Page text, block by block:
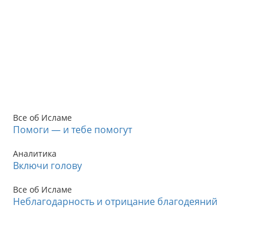
Все об Исламе
Помоги — и тебе помогут
Аналитика
Включи голову
Все об Исламе
Неблагодарность и отрицание благодеяний